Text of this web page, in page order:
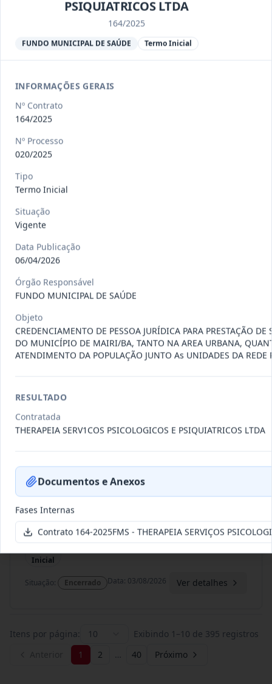
Inicial
Situação:
012-
2023
Termo
Situação
011-
2023
Inicial
Contratação de empresa especializada
na realização de evento
Situação: Encerrado Data:04/08/2026 Ver detalhes
010-
2023
Termo
Constitui o objeto do presente
Ver detalhes
2023
Inicial
prestação de serviços de...
Situação: Encerrado Data: 03/08/2026 Ver detalhes
Itens por página: 10 Exibindo 1 –10 de 395 registros
1 2 … 40 Próximo
PSIQUIATRICOS LTDA
164/2025
FUNDO MUNICIPAL DE SAÚDE Termo Inicial
INFORMAÇÕES GERAIS
Nº Contrato
164/2025
Nº Processo
020/2025
Tipo
Termo Inicial
Situação
Vigente
Data Publicação
06/04/2026
Órgão Responsável
FUNDO MUNICIPAL DE SAÚDE
Objeto
CREDENCIAMENTO DE PESSOA JURÍDICA PARA PRESTAÇÃO DE
DO MUNICÍPIO DE MAIRI/BA, TANTO NA AREA URBANA,
ATENDIMENTO DA POPULAÇÃO JUNTO As UNIDADES DA REDE
RESULTADO
Contratada
THERAPEIA SERV1COS PSICOLOGICOS E PSIQUIATRICOS LTDA
Documentos e Anexos
Fases Internas
Contrato 164-2025FMS - THERAPEIA SERVIÇOS